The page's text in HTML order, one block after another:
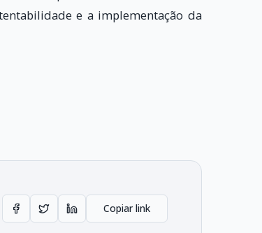
e a implementação da
Copiar link